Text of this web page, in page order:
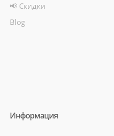
📢 Скидки
Blog
Информация